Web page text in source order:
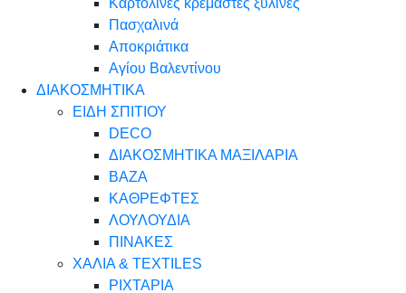
Καρτολίνες κρεμαστές ξύλινες
Πασχαλινά
Αποκριάτικα
Αγίου Βαλεντίνου
ΔΙΑΚΟΣΜΗΤΙΚΑ
ΕΙΔΗ ΣΠΙΤΙΟΥ
DECO
ΔΙΑΚΟΣΜΗΤΙΚΑ ΜΑΞΙΛΑΡΙΑ
ΒΑΖΑ
ΚΑΘΡΕΦΤΕΣ
ΛΟΥΛΟΥΔΙΑ
ΠΙΝΑΚΕΣ
ΧΑΛΙΑ & TEXTILES
ΡΙΧΤΑΡΙΑ